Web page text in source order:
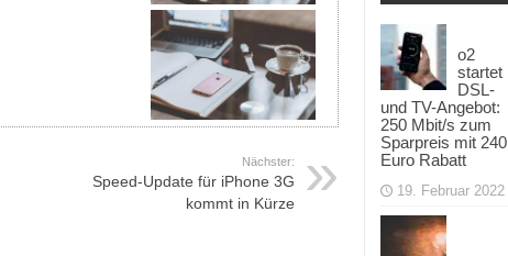
Nächster:
Speed-Update für iPhone 3G
kommt in Kürze
o2
startet
DSL-
und TV-Angebot:
250 Mbit/s zum
Sparpreis mit 240
Euro Rabatt
19. Februar 2022